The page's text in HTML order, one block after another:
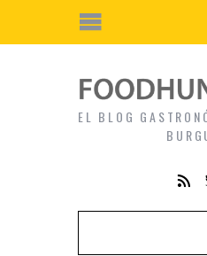
EL BLOG